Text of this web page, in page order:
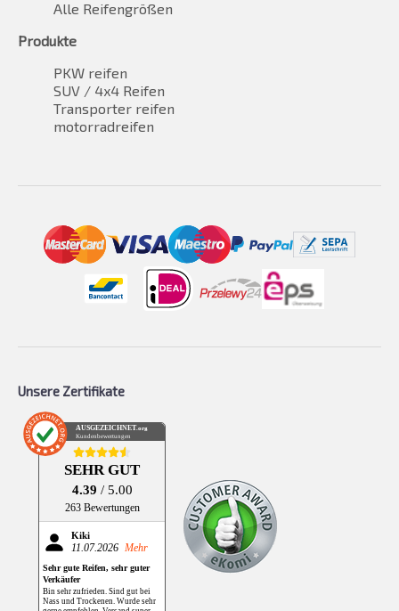
Alle Reifengrößen
Produkte
PKW reifen
SUV / 4x4 Reifen
Transporter reifen
motorradreifen
Unsere Zertifikate
AUSGEZEICHNET .org
Kundenbewertungen
SEHR GUT
4.39 / 5.00
263 Bewertungen
Kiki
11.07.2026 Mehr
Sehr gute Reifen, sehr guter
Verkäufer
Bin sehr zufrieden. Sind gut bei
Nass und Trockenen. Wurde sehr